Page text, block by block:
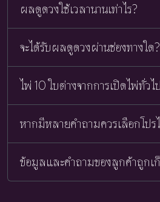
ผลดูดวงใช้เวลานานเท่าไร?
จะได้รับผลดูดวงผ่านช่องทางใด?
ไพ่ 10 ใบต่างจากการเปิดไพ่ทั่วไ
หากมีหลายคำถามควรเลือกโปร
ข้อมูลและคำถามของลูกค้าถูกเก็